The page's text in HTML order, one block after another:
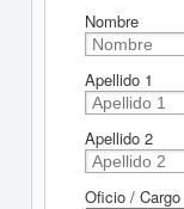
Nombre
Apellido 1
Apellido 2
Oficio / Cargo